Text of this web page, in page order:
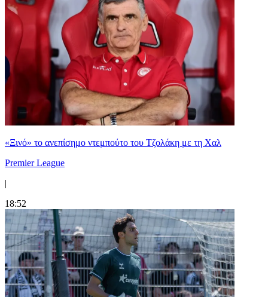
«Ξινό» το ανεπίσημο ντεμπούτο του Τζολάκη με τη Χαλ
Premier League
|
18:52